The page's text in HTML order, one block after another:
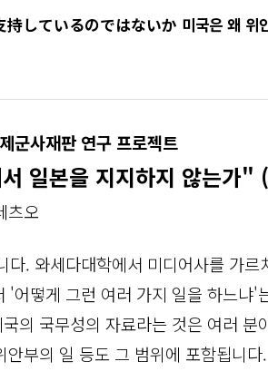
しているのではないか 미국은 왜 위안
군사재판 연구 프로젝트
일본을 지지하지 않는가"
츠오
. 와세다대학에서 미디어사를 가
'어떻게 그런 여러 가지 일을 하느냐'
의 국무성의 자료라는 것은 여러 분
부의 일 등도 그 범위에 포함됩니다.